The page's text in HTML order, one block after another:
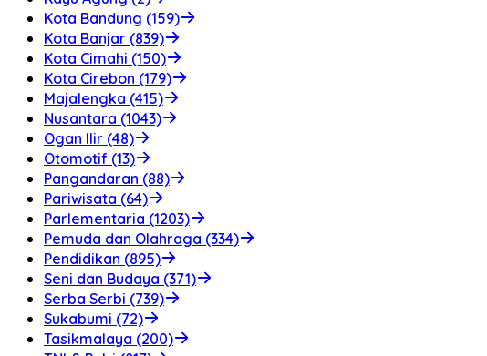
Kota Bandung (159)
Kota Banjar (839)
Kota Cimahi (150)
Kota Cirebon (179)
Majalengka (415)
Nusantara (1043)
Ogan Ilir (48)
Otomotif (13)
Pangandaran (88)
Pariwisata (64)
Parlementaria (1203)
Pemuda dan Olahraga (334)
Pendidikan (895)
Seni dan Budaya (371)
Serba Serbi (739)
Sukabumi (72)
Tasikmalaya (200)